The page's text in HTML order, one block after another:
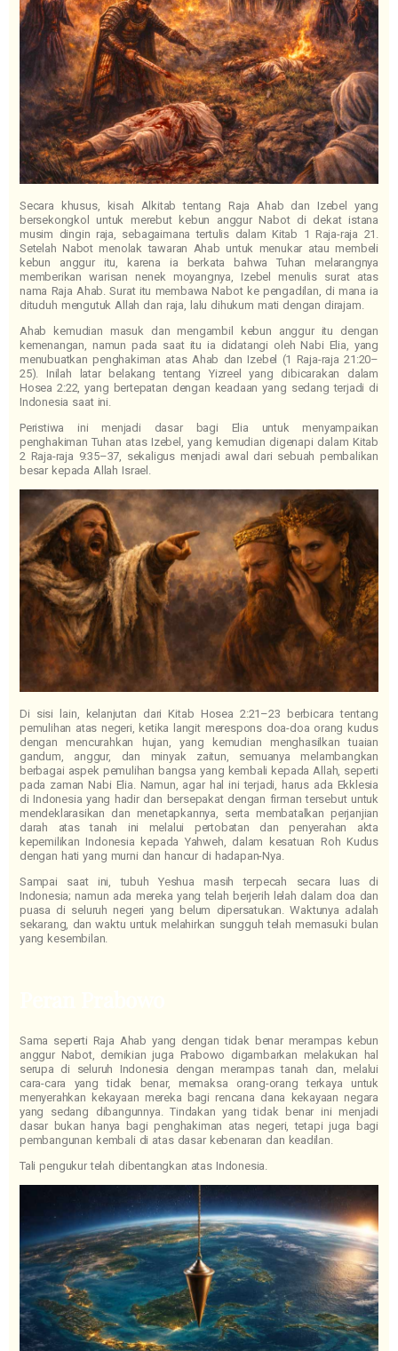
Secara khusus, kisah Alkitab tentang Raja Ahab dan Izebel yang
bersekongkol untuk merebut kebun anggur Nabot di dekat istana
musim dingin raja, sebagaimana tertulis dalam Kitab 1 Raja-raja 21.
Setelah Nabot menolak tawaran Ahab untuk menukar atau membeli
kebun anggur itu, karena ia berkata bahwa Tuhan melarangnya
memberikan warisan nenek moyangnya, Izebel menulis surat atas
nama Raja Ahab. Surat itu membawa Nabot ke pengadilan, di mana ia
dituduh mengutuk Allah dan raja, lalu dihukum mati dengan dirajam.
Ahab kemudian masuk dan mengambil kebun anggur itu dengan
kemenangan, namun pada saat itu ia didatangi oleh Nabi Elia, yang
menubuatkan penghakiman atas Ahab dan Izebel (1 Raja-raja 21:20–
25). Inilah latar belakang tentang Yizreel yang dibicarakan dalam
Hosea 2:22, yang bertepatan dengan keadaan yang sedang terjadi di
Indonesia saat ini.
Peristiwa ini menjadi dasar bagi Elia untuk menyampaikan
penghakiman Tuhan atas Izebel, yang kemudian digenapi dalam Kitab
2 Raja-raja 9:35–37, sekaligus menjadi awal dari sebuah pembalikan
besar kepada Allah Israel.
Di sisi lain, kelanjutan dari Kitab Hosea 2:21–23 berbicara tentang
pemulihan atas negeri, ketika langit merespons doa-doa orang kudus
dengan mencurahkan hujan, yang kemudian menghasilkan tuaian
gandum, anggur, dan minyak zaitun, semuanya melambangkan
berbagai aspek pemulihan bangsa yang kembali kepada Allah, seperti
pada zaman Nabi Elia. Namun, agar hal ini terjadi, harus ada Ekklesia
di Indonesia yang hadir dan bersepakat dengan firman tersebut untuk
mendeklarasikan dan menetapkannya, serta membatalkan perjanjian
darah atas tanah ini melalui pertobatan dan penyerahan akta
kepemilikan Indonesia kepada Yahweh, dalam kesatuan Roh Kudus
dengan hati yang murni dan hancur di hadapan-Nya.
Sampai saat ini, tubuh Yeshua masih terpecah secara luas di
Indonesia; namun ada mereka yang telah berjerih lelah dalam doa dan
puasa di seluruh negeri yang belum dipersatukan. Waktunya adalah
sekarang, dan waktu untuk melahirkan sungguh telah memasuki bulan
yang kesembilan.
Sama seperti Raja Ahab yang dengan tidak benar merampas kebun
anggur Nabot, demikian juga Prabowo digambarkan melakukan hal
serupa di seluruh Indonesia dengan merampas tanah dan, melalui
cara-cara yang tidak benar, memaksa orang-orang terkaya untuk
menyerahkan kekayaan mereka bagi rencana dana kekayaan negara
yang sedang dibangunnya. Tindakan yang tidak benar ini menjadi
dasar bukan hanya bagi penghakiman atas negeri, tetapi juga bagi
pembangunan kembali di atas dasar kebenaran dan keadilan.
Tali pengukur telah dibentangkan atas Indonesia.